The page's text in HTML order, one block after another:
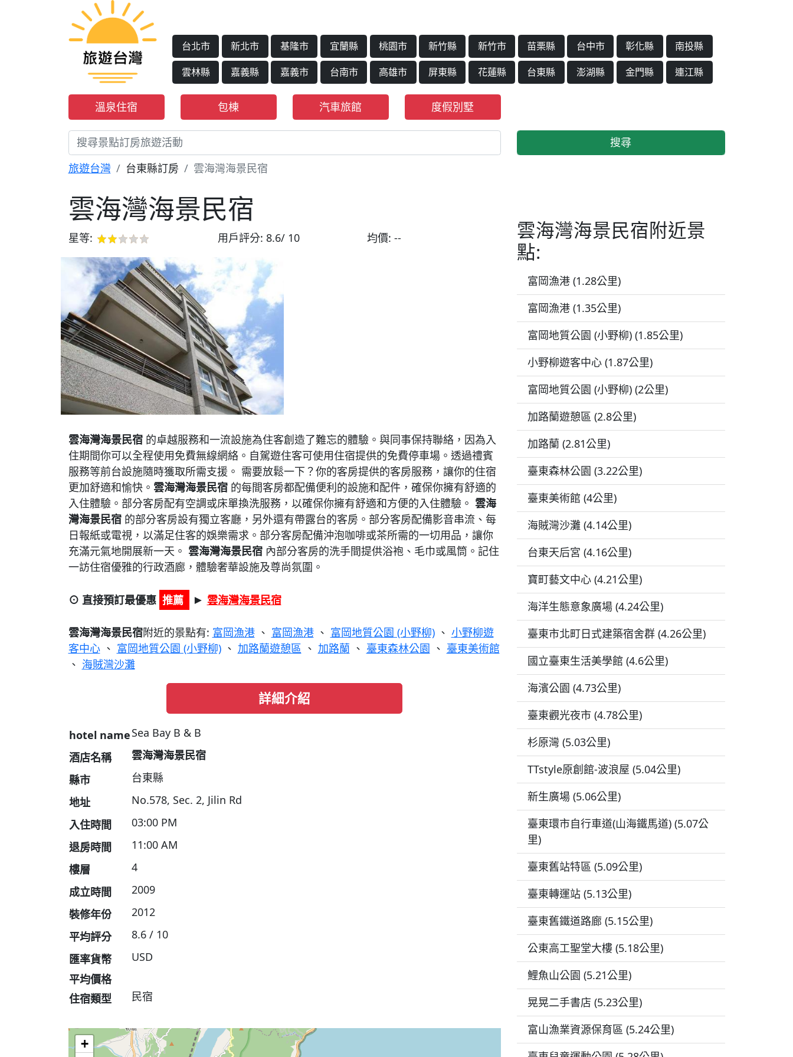
台北市 新北市 基隆市 宜蘭縣 桃園市 新竹縣 新竹市 苗栗縣 台中市 彰化縣
南投縣
雲林縣
嘉義縣 嘉義市 台南市 高雄市 屏東縣 花蓮縣 台東縣 澎湖縣 金門縣 連江縣
溫泉住宿 包棟 汽車旅館 度假別墅
搜尋
旅遊台灣
台東縣訂房 雲海灣海景民宿
雲海灣海景民宿
星等: 用戶評分: 8.6/ 10 均價:--
雲海灣海景民宿的卓越服務和一流設施為住客創造了難忘的體驗。與同事保持聯絡，因為入
住期間你可以全程使用免費無線網絡。自駕遊住客可使用住宿提供的免費停車場。透過禮賓
服務等前台設施隨時獲取所需支援。 需要放鬆一下？你的客房提供的客房服務，讓你的住宿
更加舒適和愉快。 雲海灣海景民宿的每間客房都配備便利的設施和配件，確保你擁有舒適的
入住體驗。部分客房配有空調或床單換洗服務，以確保你擁有舒適和方便的入住體驗。 雲海
灣海景民宿的部分客房設有獨立客廳，另外還有帶露台的客房。部分客房配備影音串流、每
日報紙或電視，以滿足住客的娛樂需求。部分客房配備沖泡咖啡或茶所需的一切用品，讓你
充滿元氣地開展新一天。 雲海灣海景民宿內部分客房的洗手間提供浴袍、毛巾或風筒。記住
一訪住宿優雅的行政酒廊，體驗奢華設施及尊尚氛圍。
⊙ 直接預訂最優惠 推薦 ► 雲海灣海景民宿
雲海灣海景民宿附近的景點有: 富岡漁港、 富岡漁港、 富岡地質公園 (小野柳)、 小野柳遊
客中心、 富岡地質公園 (小野柳)、 加路蘭遊憩區 、 加路蘭 、 臺東森林公園 、 臺東美術館
、 海賊灣沙灘
詳細介紹
hotel nameSea Bay B & B
酒店名稱
雲海灣海景民宿
縣市
台東縣
地址
No.578, Sec. 2, Jilin Rd
入住時間
03:00 PM
退房時間
11:00 AM
樓層
4
成立時間
2009
裝修年份
2012
平均評分
8.6 / 10
匯率貨幣
USD
平均價格
住宿類型
民宿
+
雲海灣海景民宿附近景
點:
富岡漁港 (1.28公里)
富岡漁港 (1.35公里)
富岡地質公園 (小野柳) (1.85公里)
小野柳遊客中心 (1.87公里)
富岡地質公園 (小野柳) (2公里)
加路蘭遊憩區 (2.8公里)
加路蘭 (2.81公里)
臺東森林公園 (3.22公里)
臺東美術館 (4公里)
海賊灣沙灘 (4.14公里)
台東天后宮 (4.16公里)
寶町藝文中心 (4.21公里)
海洋生態意象廣場 (4.24公里)
臺東市北町日式建築宿舍群 (4.26公里)
國立臺東生活美學館 (4.6公里)
海濱公園 (4.73公里)
臺東觀光夜市 (4.78公里)
杉原灣 (5.03公里)
TTstyle原創館-波浪屋 (5.04公里)
新生廣場 (5.06公里)
臺東環市自行車道(山海鐵馬道) (5.07公
里)
臺東舊站特區 (5.09公里)
臺東轉運站 (5.13公里)
臺東舊鐵道路廊 (5.15公里)
公東高工聖堂大樓 (5.18公里)
鯉魚山公園 (5.21公里)
晃晃二手書店 (5.23公里)
富山漁業資源保育區 (5.24公里)